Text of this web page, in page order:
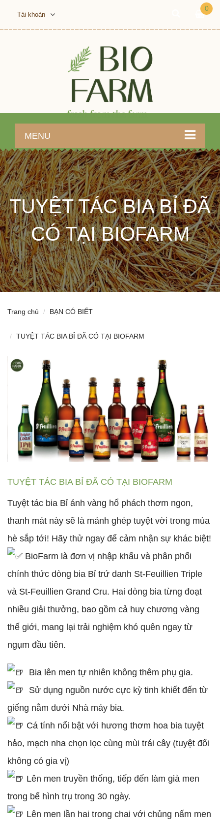
Tài khoản
0
MENU
TUYỆT TÁC BIA BỈ ĐÃ
CÓ TẠI BIOFARM
Trang chủ BẠN CÓ BIẾT
TUYỆT TÁC BIA BỈ ĐÃ CÓ TẠI BIOFARM
TUYỆT TÁC BIA BỈ ĐÃ CÓ TẠI BIOFARM
Tuyệt tác bia Bỉ ánh vàng hổ phách thơm ngon,
thanh mát này sẽ là mảnh ghép tuyệt vời trong mùa
hè sắp tới! Hãy thử ngay để cảm nhận sự khác biệt!
BioFarm là đơn vị nhập khẩu và phân phối
chính thức dòng bia Bỉ trứ danh St-Feuillien Triple
và St-Feuillien Grand Cru. Hai dòng bia từng đoạt
nhiều giải thưởng, bao gồm cả huy chương vàng
thế giới, mang lại trải nghiệm khó quên ngay từ
ngụm đầu tiên.
Bia lên men tự nhiên không thêm phụ gia.
Sử dụng nguồn nước cực kỳ tinh khiết đến từ
giếng nằm dưới Nhà máy bia.
Cá tính nổi bật với hương thơm hoa bia tuyệt
hảo, mạch nha chọn lọc cùng mùi trái cây (tuyệt đối
không có gia vị)
Lên men truyền thống, tiếp đến làm già men
trong bể hình trụ trong 30 ngày.
Lên men lần hai trong chai với chủng nấm men